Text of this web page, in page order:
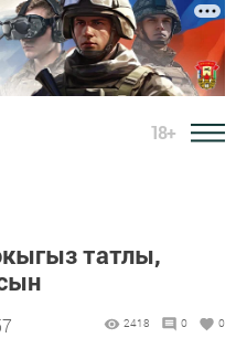
18+
татлы,
2418 0 0